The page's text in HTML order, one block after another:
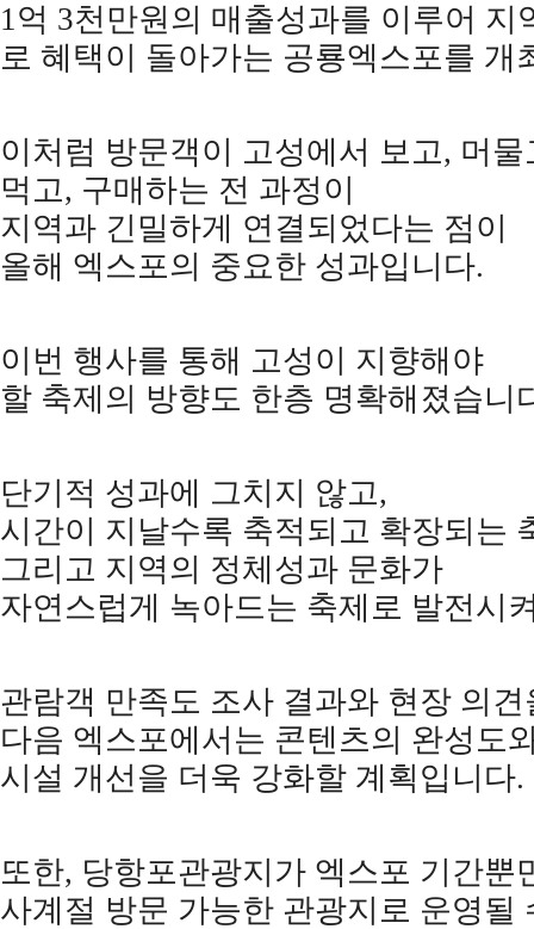
1억 3천만원의 매출성과를 이루어 지
로 혜택이 돌아가는 공룡엑스포를 개
이처럼 방문객이 고성에서 보고, 머물
먹고, 구매하는 전 과정이
지역과 긴밀하게 연결되었다는 점이
올해 엑스포의 중요한 성과입니다.
이번 행사를 통해 고성이 지향해야
할 축제의 방향도 한층 명확해졌습니
단기적 성과에 그치지 않고,
시간이 지날수록 축적되고 확장되는
그리고 지역의 정체성과 문화가
자연스럽게 녹아드는 축제로 발전시
관람객 만족도 조사 결과와 현장 의
다음 엑스포에서는 콘텐츠의 완성도
시설 개선을 더욱 강화할 계획입니다.
또한, 당항포관광지가 엑스포 기간뿐
사계절 방문 가능한 관광지로 운영될